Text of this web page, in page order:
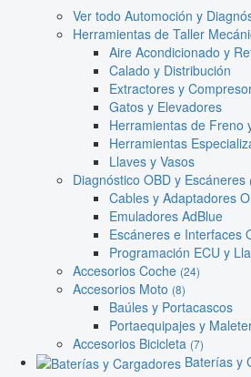
Ver todo Automoción y
Herramientas de Taller
Aire Acondicionado y
Calado y Distribución
Extractores y
Gatos y Elevadores
Herramientas de Freno
Herramientas
Llaves y Vasos
Diagnóstico OBD y Escáneres
Cables y Adaptadores
Emuladores AdBlue
Escáneres e Interfaces
Programación ECU y
Accesorios Coche (24)
Accesorios Moto (8)
Baúles y Portacascos
Portaequipajes y
Accesorios Bicicleta (7)
Baterías y